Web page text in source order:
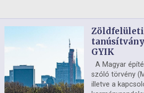
Zöldfelületi
GYIK
A Magyar
szóló törvény
illetve a